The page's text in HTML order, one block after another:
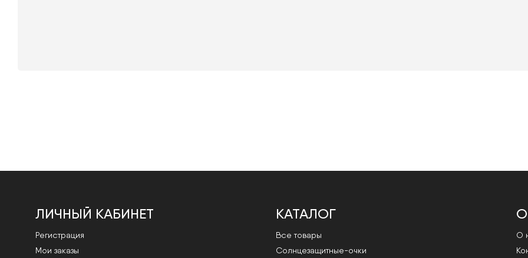
ЛИЧНЫЙ КАБИНЕТ
Регистрация
Мои заказы
КАТАЛОГ
Все товары
Cолнцезащитные-очки
О